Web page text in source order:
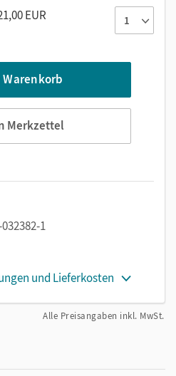
EUR
Warenkorb
Merkzettel
1
und Lieferkosten
Alle Preisangaben inkl. MwSt.